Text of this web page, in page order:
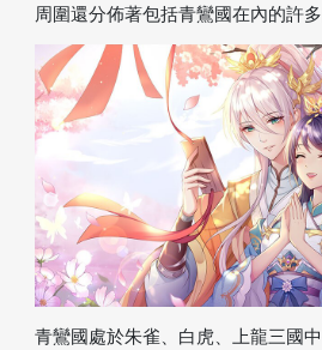
周圍還分佈著包括青鸞國在內的許多
青鸞國處於朱雀、白虎、上龍三國